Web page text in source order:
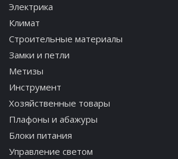
Электрика
Климат
Строительные материалы
Замки и петли
Метизы
Инструмент
Хозяйственные товары
Плафоны и абажуры
Блоки питания
Управление светом